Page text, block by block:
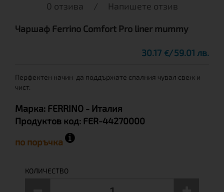
0 отзива / Напишете отзив
Чаршаф Ferrino Comfort Pro liner mummy
30.17 € 59.01 лв.
Перфектен начин да поддържате спалния чувал свеж и
чист.
Марка: FERRINO - Италия
Продуктов код: FER-44270000
по поръчка
КОЛИЧЕСТВО